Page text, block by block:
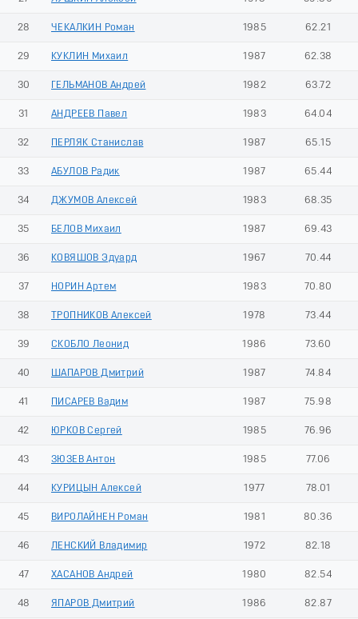
28 ЧЕКАЛКИН Роман 1985 62.21
29 КУКЛИН Михаил 1987 62.38
30 ГЕЛЬМАНОВ Андрей 1982 63.72
31 АНДРЕЕВ Павел 1983 64.04
32 ПЕРЛЯК Станислав 1987 65.15
33 АБУЛОВ Радик 1987 65.44
34 ДЖУМОВ Алексей 1983 68.35
35 БЕЛОВ Михаил 1987 69.43
36 КОВЯШОВ Эдуард 1967 70.44
37 НОРИН Артем 1983 70.80
38 ТРОПНИКОВ Алексей 1978 73.44
39 СКОБЛО Леонид 1986 73.60
40 ШАПАРОВ Дмитрий 1987 74.84
41 ПИСАРЕВ Вадим 1987 75.98
42 ЮРКОВ Сергей 1985 76.96
43 ЗЮЗЕВ Антон 1985 77.06
44 КУРИЦЫН Алексей 1977 78.01
45 ВИРОЛАЙНЕН Роман 1981 80.36
46 ЛЕНСКИЙ Владимир 1972 82.18
47 ХАСАНОВ Андрей 1980 82.54
48 ЯПАРОВ Дмитрий 1986 82.87